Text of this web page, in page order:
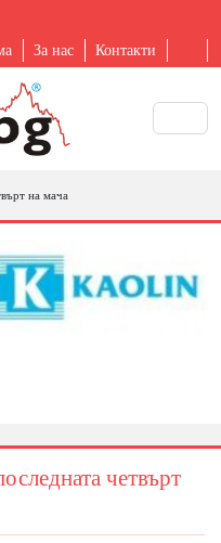
За нас Контакти
на мача
четвърт